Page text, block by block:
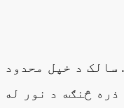
د خپل محدود
څنګه د نور له